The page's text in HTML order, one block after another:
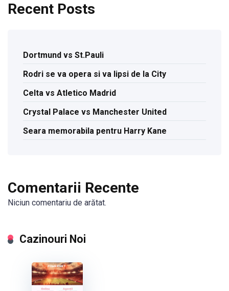
Recent Posts
Dortmund vs St.Pauli
Rodri se va opera si va lipsi de la City
Celta vs Atletico Madrid
Crystal Palace vs Manchester United
Seara memorabila pentru Harry Kane
Comentarii Recente
Niciun comentariu de arătat.
Cazinouri Noi